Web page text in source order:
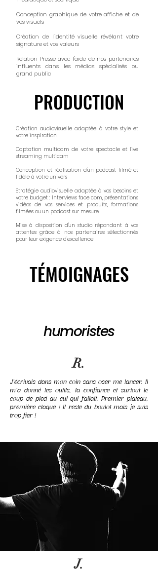
Conception graphique de votre affiche et de
vos visuels
Création de l'identité visuelle révélant votre
signature et vos valeurs
​Relation Presse avec l'aide de nos partenaires
influents dans les médias spécialisés ou
grand public​
PRODUCTION
PRODUCTION
Création audiovisuelle adaptée à votre style et
votre inspiration
Captation multicam de votre spectacle et live
streaming multicam
Conception et réalisation d'un podcast filmé et
fidèle à votre univers
Stratégie audiovisuelle adaptée à vos besoins et
votre budget : Interviews face com, présentations
vidéos de vos services et produits, formations
filmées ou un podcast sur mesure
Mise à disposition d'un studio répondant à vos
attentes grâce à nos partenaires sélectionnés
pour leur exigence d'excellence
TÉMOIGNAGES
TÉMOIGNAGES
humoristes
R.
J’écrivais dans mon coin sans oser me lancer. Il
m’a donné les outils, la confiance et surtout le
coup de pied au cul qui fallait. Premier plateau,
première claque ! Il reste du boulot mais je suis
trop fier !
J.